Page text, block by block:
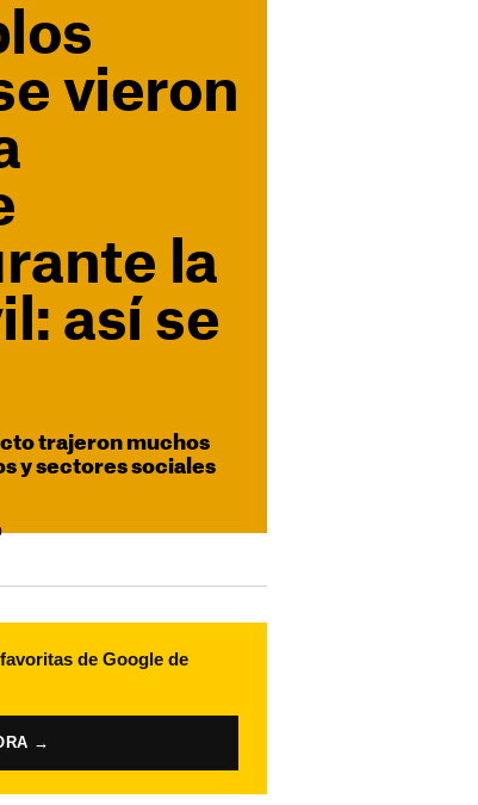
vieron
la
así se
trajeron muchos
y sectores sociales
de Google de
→